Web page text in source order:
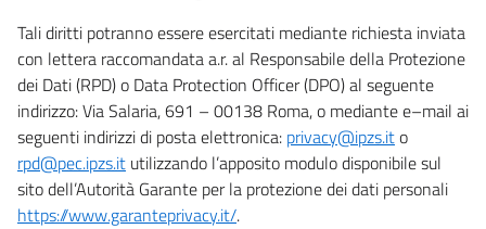
Tali diritti potranno essere esercitati mediante richiesta inviata
con lettera raccomandata a.r. al Responsabile della Protezione
dei Dati (RPD) o Data Protection Officer (DPO) al seguente
indirizzo: Via Salaria, 691 – 00138 Roma, o mediante e–mail ai
seguenti indirizzi di posta elettronica: privacy@ipzs.ito
rpd@pec.ipzs.it utilizzando l’apposito modulo disponibile sul
sito dell’Autorità Garante per la protezione dei dati personali
https://www.garanteprivacy.it/.